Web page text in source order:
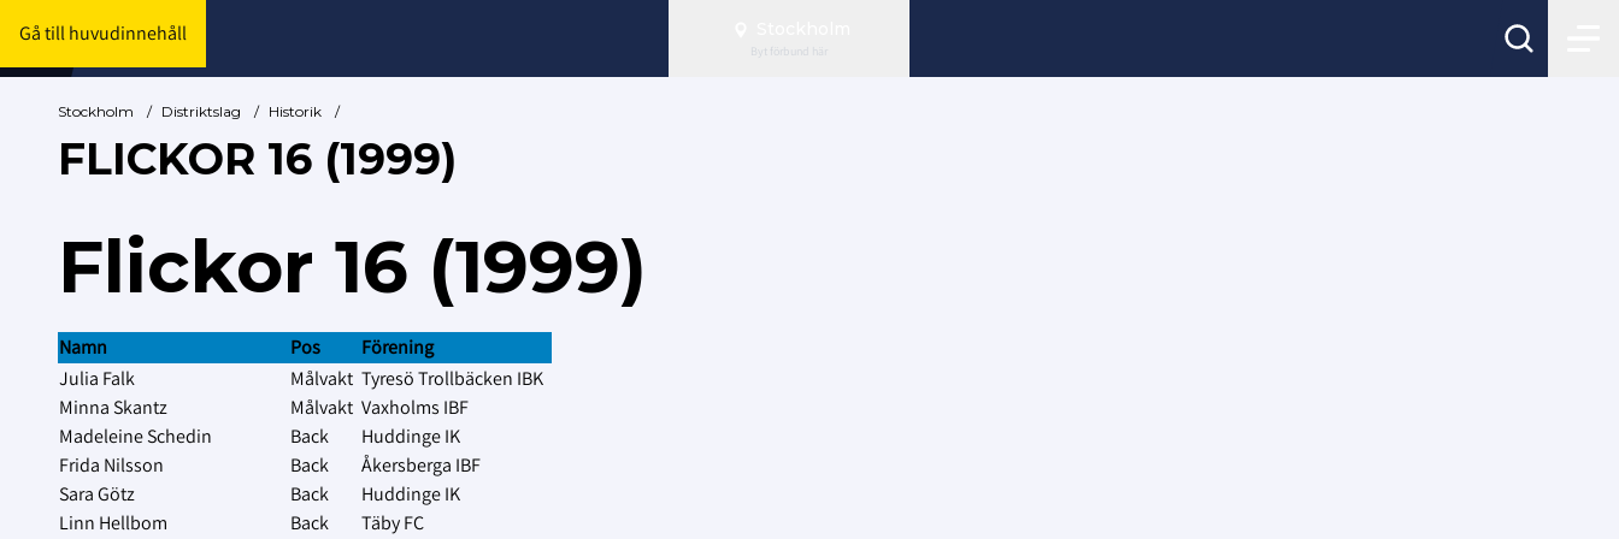
Gå till huvudinnehåll
Byt förbund här
Stockholm / Distriktslag / Historik /
FLICKOR 16 (1999)
Flickor 16 (1999)
Namn Pos
Förening
Julia Falk
Minna Skantz
Madeleine Schedin
Frida Nilsson
Sara Götz
Linn Hellbom
Målvakt
Målvakt
Back
Back
Back
Back
Tyresö Trollbäcken IBK
Vaxholms IBF
Huddinge IK
Åkersberga IBF
Huddinge IK
Täby FC